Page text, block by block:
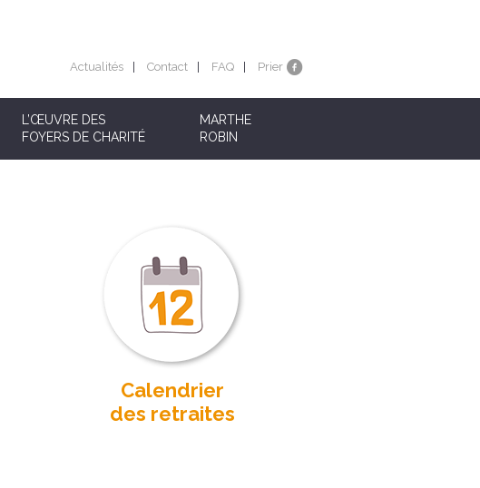
Actualités Contact FAQ Prier
L’ŒUVRE DES
FOYERS DE CHARITÉ
MARTHE
ROBIN
Calendrier
des retraites